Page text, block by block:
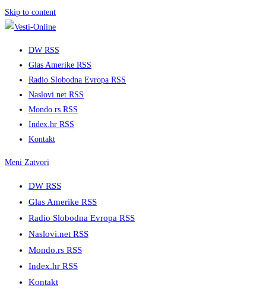
Skip to content
DW RSS
Glas Amerike RSS
Radio Slobodna Evropa RSS
Naslovi.net RSS
Mondo.rs RSS
Index.hr RSS
Kontakt
Meni Zatvori
DW RSS
Glas Amerike RSS
Radio Slobodna Evropa RSS
Naslovi.net RSS
Mondo.rs RSS
Index.hr RSS
Kontakt